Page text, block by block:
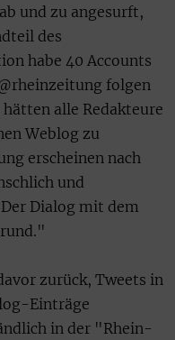
und zu angesurft,
des
habe 40 Accounts
folgen
alle Redakteure
Weblog zu
erscheinen nach
und
Dialog mit dem
zurück, Tweets in
Einträge
in der "Rhein-